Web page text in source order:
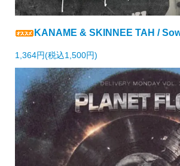
KANAME & SKINNEE TAH /
1,364円(税込1,500円)